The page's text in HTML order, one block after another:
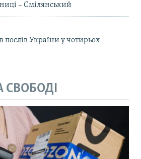
– Смілянський
послів України у чотирьох
СВОБОДІ